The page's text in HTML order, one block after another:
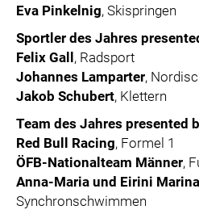
Eva Pinkelnig, Skispringen
Sportler des Jahres
Felix Gall, Radsport
Johannes Lamparter,
Jakob Schubert, Klettern
Team des Jahres presented
Red Bull Racing, Formel 1
ÖFB-Nationalteam Männer,
Anna-Maria und Eirini
Synchronschwimmen